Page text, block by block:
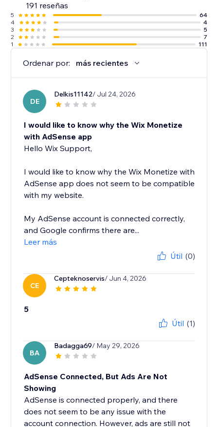
191 reseñas
5
64
4
4
3
5
2
7
1
111
Ordenar por: más recientes
DE
Delkis11142/ Jul 24, 2026
I would like to know why the Wix Monetize
with AdSense app
Hello Wix Support,
I would like to know why the Wix Monetize with
AdSense app does not seem to be compatible
with my website.
My AdSense account is connected correctly,
and Google confirms there are...
Leer más
Útil (0)
CE
Cepteknoservis/ Jun 4, 2026
5
Útil (1)
BA
Badagga69/ May 29, 2026
AdSense Connected, But Ads Are Not
Showing
AdSense is connected properly, and there
does not seem to be any issue with the
account connection. However, ads are still not